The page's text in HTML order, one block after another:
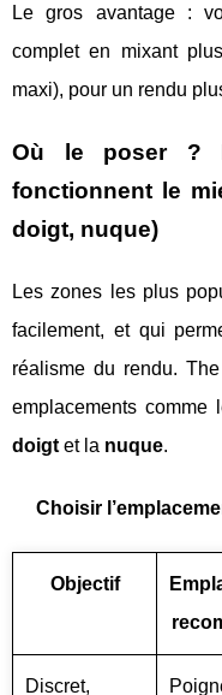
Le gros avantage :
complet en mixant
maxi), pour un rendu
Où le poser ?
fonctionnent le
doigt, nuque)
Les zones les plus
facilement, et qui
réalisme du rendu.
emplacements comme
doigt et la nuque.
Choisir
Objectif
Discret,